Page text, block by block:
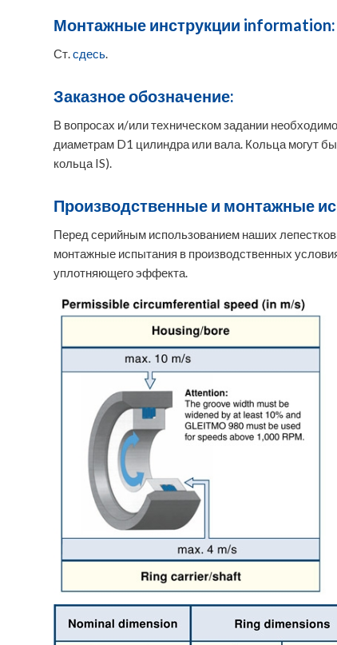
Монтажные инструкции information:
Ст.сдесь.
Заказное обозначение:
В вопросах и/или техническом задании
диаметрам D1 цилиндра или вала. Кольца могут
кольца IS).
Производственные и монтажные
Перед серийным использованием наших
монтажные испытания в производственных
уплотняющего эффекта.